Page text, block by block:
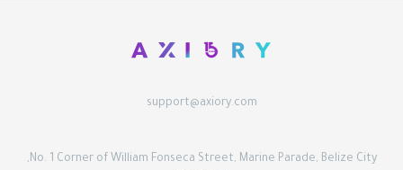
support@axiory.com
No. 1 Corner of William Fonseca Street, Marine Parade, Belize City,